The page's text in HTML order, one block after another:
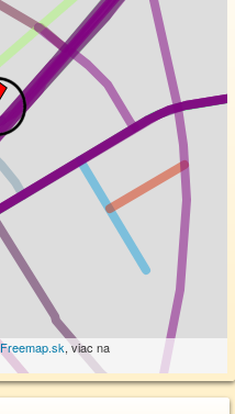
Freemap.sk, viac na